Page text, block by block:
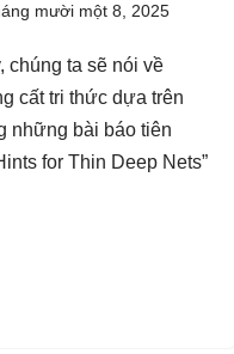
mười một 8, 2025
chúng ta sẽ nói về
cất tri thức dựa trên
những bài báo tiên
for Thin Deep Nets”